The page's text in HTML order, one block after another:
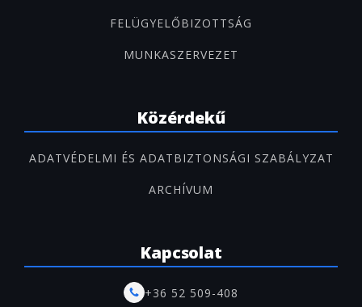
FELÜGYELŐBIZOTTSÁG
MUNKASZERVEZET
Közérdekű
ADATVÉDELMI ÉS ADATBIZTONSÁGI SZABÁLYZAT
ARCHÍVUM
Kapcsolat
+36 52 509-408